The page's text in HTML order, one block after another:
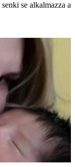
se alkalmazza a